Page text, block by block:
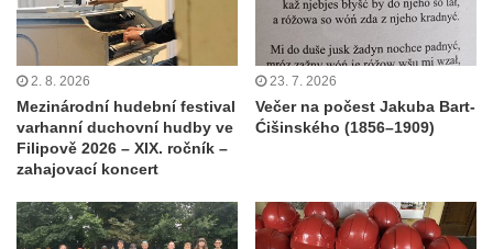
2. 8. 2026
Mezinárodní hudební festival
varhanní duchovní hudby ve
Filipově 2026 – XIX. ročník –
zahajovací koncert
23. 7. 2026
Večer na počest Jakuba Bart-
Ćišinského (1856–1909)